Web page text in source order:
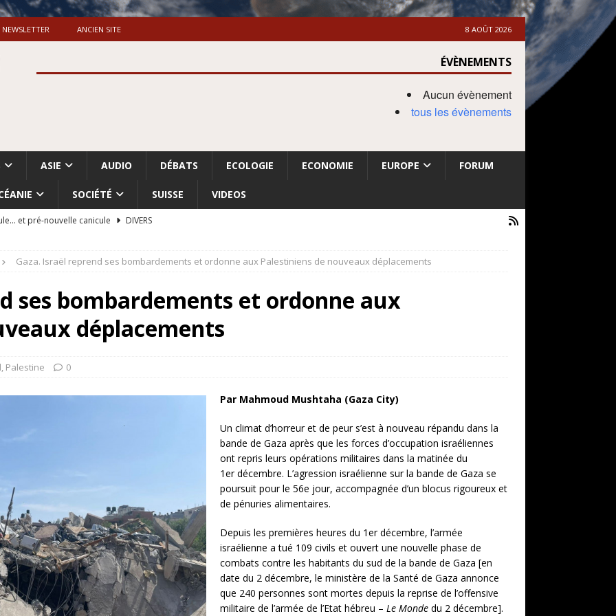
NEWSLETTER ANCIEN SITE 8 AOÛT 2026
ÉVÈNEMENTS
Aucun évènement
tous les évènements
ASIE AUDIO DÉBATS ECOLOGIE ECONOMIE EUROPE FORUM
SOCIÉTÉ SUISSE VIDEOS
et pré-nouvelle canicule
DIVERS
du nettoyage ethnique en Cisjordanie et à Gaza
ISRAËL
sur la “fraude électorale” était une blague de mauvais
militaire
Gaza. Israël reprend ses bombardements et ordonne aux Palestiniens de nouveaux déplacements
ses bombardements et ordonne aux
déplacements
, Palestine 0
Par Mahmoud Mushtaha (Gaza City)
Un climat d’horreur et de peur s’est à nouveau répandu dans la
bande de Gaza après que les forces d’occupation israéliennes
ont repris leurs opérations militaires dans la matinée du
1er décembre. L’agression israélienne sur la bande de Gaza se
poursuit pour le 56e jour, accompagnée d’un blocus rigoureux et
de pénuries alimentaires.
Depuis les premières heures du 1er décembre, l’armée
israélienne a tué 109 civils et ouvert une nouvelle phase de
combats contre les habitants du sud de la bande de Gaza [en
date du 2 décembre, le ministère de la Santé de Gaza annonce
que 240 personnes sont mortes depuis la reprise de l’offensive
militaire de l’armée de l’Etat hébreu – Le Monde du 2 décembre].